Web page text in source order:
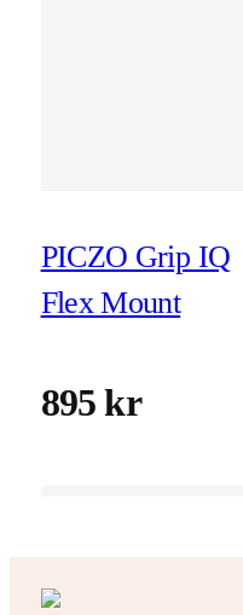
PICZO Grip IQ
Flex Mount
895 kr